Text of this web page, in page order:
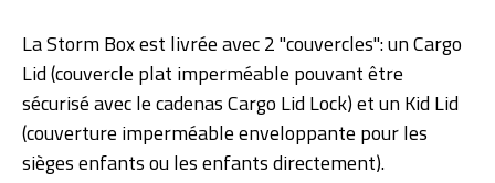
La Storm Box est livrée avec 2 "couvercles": un Cargo
Lid (couvercle plat imperméable pouvant être
sécurisé avec le cadenas Cargo Lid Lock) et un Kid Lid
(couverture imperméable enveloppante pour les
sièges enfants ou les enfants directement).